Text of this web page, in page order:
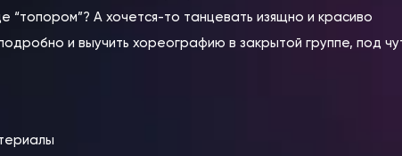
“топором”? А хочется-то танцевать изящно и красиво
и выучить хореографию в закрытой группе, под